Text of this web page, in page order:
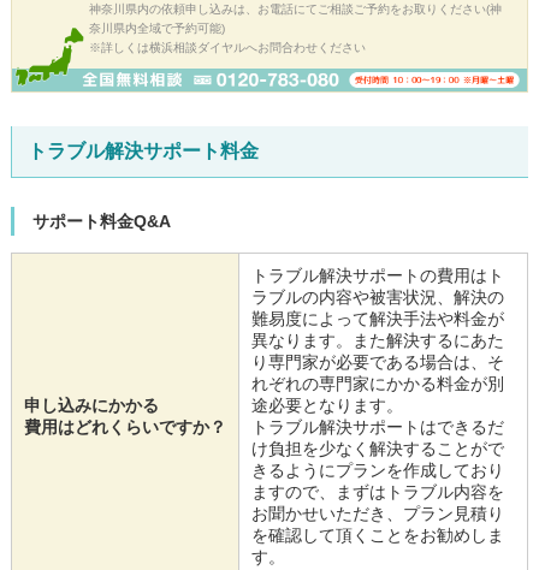
神奈川県内の依頼申し込みは、お電話にてご相談ご予約をお取りください(神
奈川県内全域で予約可能)
※詳しくは横浜相談ダイヤルへお問合わせください
トラブル解決サポート料金
サポート料金Q&A
申し込みにかかる
費用はどれくらいですか？
トラブル解決サポートの費用はト
ラブルの内容や被害状況、解決の
難易度によって解決手法や料金が
異なります。また解決するにあた
り専門家が必要である場合は、そ
れぞれの専門家にかかる料金が別
途必要となります。
トラブル解決サポートはできるだ
け負担を少なく解決することがで
きるようにプランを作成しており
ますので、まずはトラブル内容を
お聞かせいただき、プラン見積り
を確認して頂くことをお勧めしま
す。